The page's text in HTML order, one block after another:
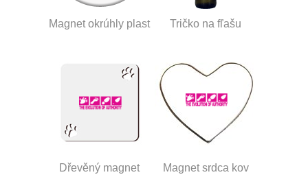
Magnet okrúhly plast Tričko na fľašu
Dřevěný magnet Magnet srdca kov